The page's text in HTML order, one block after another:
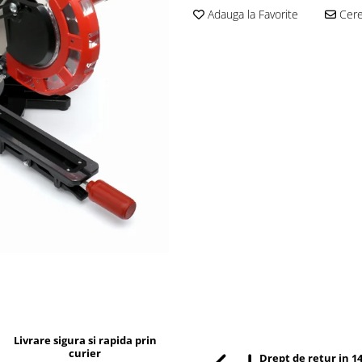
Adauga la Favorite
Livrare sigura si rapida prin
curier
Drept de retur in